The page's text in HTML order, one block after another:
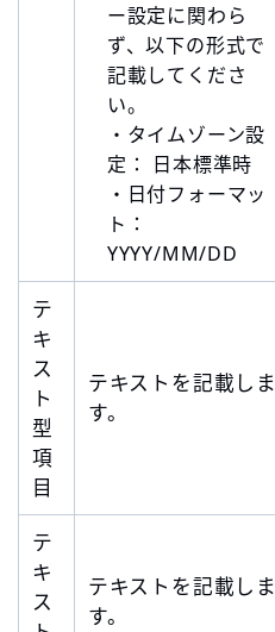
ー設定に関わら
ず、以下の形式で
記載してくださ
い。
・タイムゾーン設
定： 日本標準時
・日付フォーマッ
ト：
YYYY/MM/DD
テ
キ
ス
ト
型
項
目
テキストを記載しま
す。
テ
キ
ス
テキストを記載しま
す。